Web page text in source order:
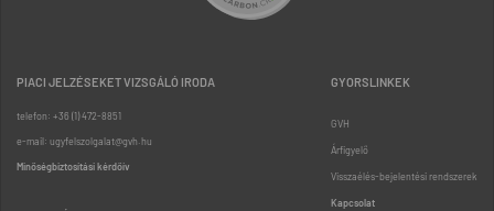
PIACI JELZÉSEKET VIZSGÁLÓ IRODA
telefon: +36 (1) 472-8851
e-mail: ugyfelszolgalat@gvh.hu
Minőségbiztosítási kérdőív
GYORSLINKEK
GVH
Árfigyelő
Visszaélés-bejelentési rendszerek
Kapcsolat